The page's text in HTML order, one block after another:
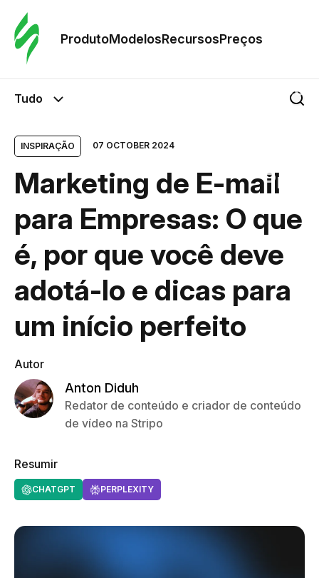
ProdutoModelosRecursosPreços
Tudo
INSPIRAÇÃO 07 OCTOBER 2024
Marketing de E-mail
para Empresas: O que
é, por que você deve
adotá-lo e dicas para
um início perfeito
Autor
Anton Diduh
Redator de conteúdo e criador de conteúdo
de vídeo na Stripo
Resumir
CHATGPT PERPLEXITY